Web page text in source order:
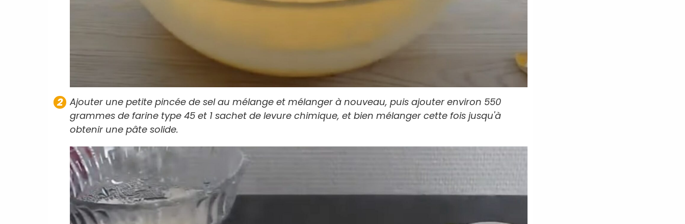
Ajouter une petite pincée de sel au mélange et mélanger à nouveau, puis ajouter environ 550
grammes de farine type 45 et 1 sachet de levure chimique, et bien mélanger cette fois jusqu'à
obtenir une pâte solide.